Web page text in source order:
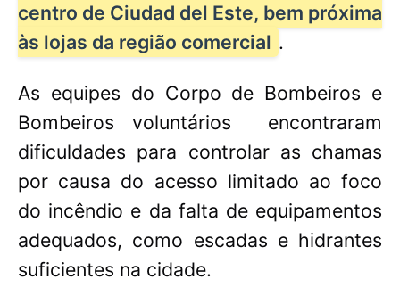
centro de Ciudad del Este, bem próxima
às lojas da região comercial .
As equipes do Corpo de Bombeiros e
Bombeiros voluntários
encontraram
dificuldades para controlar as chamas
por causa do acesso limitado ao foco
do incêndio e da falta de equipamentos
adequados, como escadas e hidrantes
suficientes na cidade.